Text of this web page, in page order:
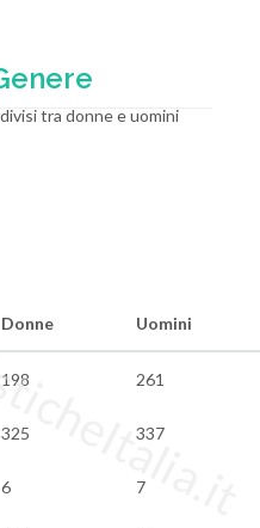
tra donne e uomini
Donne Uomini
198 261
325 337
6 7